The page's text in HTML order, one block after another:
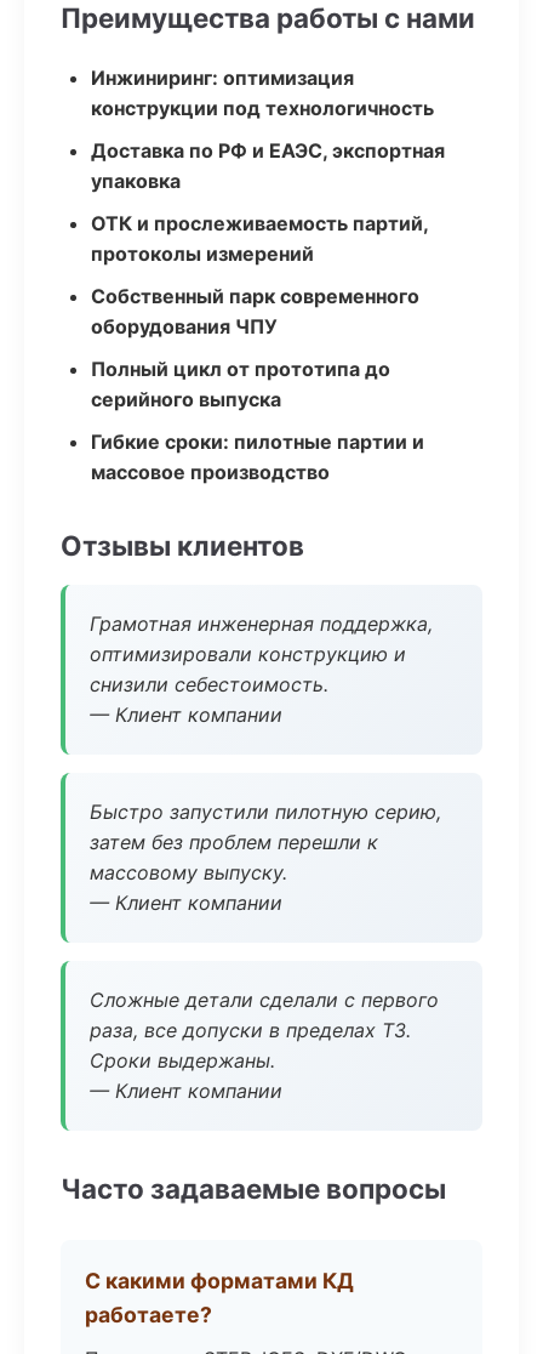
Преимущества работы с нами
Инжиниринг: оптимизация
конструкции под технологичность
Доставка по РФ и ЕАЭС, экспортная
упаковка
ОТК и прослеживаемость партий,
протоколы измерений
Собственный парк современного
оборудования ЧПУ
Полный цикл от прототипа до
серийного выпуска
Гибкие сроки: пилотные партии и
массовое производство
Отзывы клиентов
Грамотная инженерная поддержка,
оптимизировали конструкцию и
снизили себестоимость.
— Клиент компании
Быстро запустили пилотную серию,
затем без проблем перешли к
массовому выпуску.
— Клиент компании
Сложные детали сделали с первого
раза, все допуски в пределах ТЗ.
Сроки выдержаны.
— Клиент компании
Часто задаваемые вопросы
С какими форматами КД
работаете?